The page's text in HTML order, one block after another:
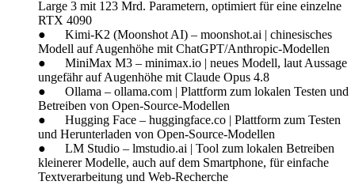
Large 3 mit 123 Mrd. Parametern, optimiert für eine einzelne
RTX 4090
● Kimi-K2 (Moonshot AI) – moonshot.ai | chinesisches
Modell auf Augenhöhe mit ChatGPT/Anthropic-Modellen
● MiniMax M3 – minimax.io | neues Modell, laut Aussage
ungefähr auf Augenhöhe mit Claude Opus 4.8
● Ollama – ollama.com | Plattform zum lokalen Testen und
Betreiben von Open-Source-Modellen
● Hugging Face – huggingface.co | Plattform zum Testen
und Herunterladen von Open-Source-Modellen
● LM Studio – lmstudio.ai | Tool zum lokalen Betreiben
kleinerer Modelle, auch auf dem Smartphone, für einfache
Textverarbeitung und Web-Recherche